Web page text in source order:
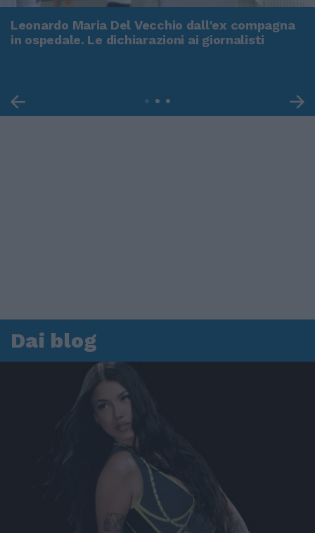
Leonardo Maria Del Vecchio dall'ex compagna
in ospedale. Le dichiarazioni ai giornalisti
Dai blog